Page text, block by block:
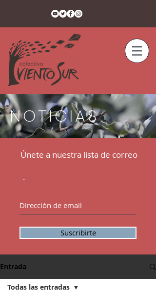
NOTICIAS
Únete a nuestra lista de correo
.
Suscribirte
Entrada
Todas las entradas